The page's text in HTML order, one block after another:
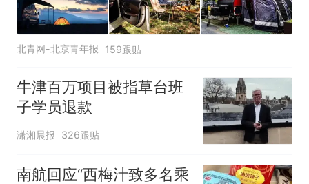
北青网-北京青年报 159跟贴
牛津百万项目被指草台班
子学员退款
潇湘晨报 326跟贴
南航回应“西梅汁致多名乘